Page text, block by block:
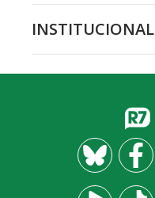
INSTITUCIONAL